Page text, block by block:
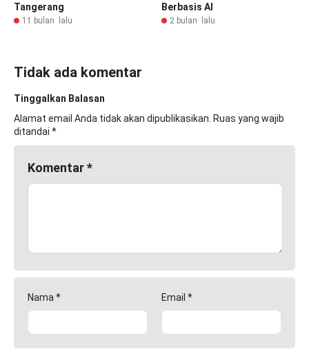
Tangerang
11 bulan lalu
Berbasis AI
2 bulan lalu
Tidak ada komentar
Tinggalkan Balasan
Alamat email Anda tidak akan dipublikasikan. Ruas yang wajib
ditandai *
Komentar*
Nama * Email *